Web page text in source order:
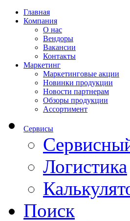
Главная
Компания
О нас
Вендоры
Вакансии
Контакты
Маркетинг
Маркетинговые акции
Новинки продукции
Новости партнерам
Обзоры продукции
Ассортимент
Сервисы
Логистика
Поиск